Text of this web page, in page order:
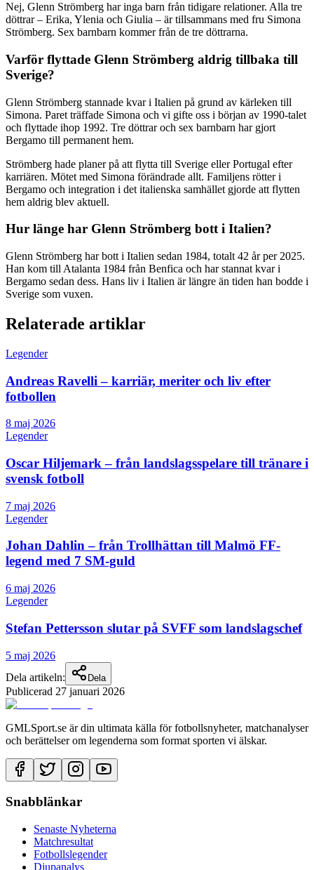
Nej, Glenn Strömberg har inga barn från tidigare relationer. Alla tre
döttrar – Erika, Ylenia och Giulia – är tillsammans med fru Simona
Strömberg. Sex barnbarn kommer från de tre döttrarna.
Varför flyttade Glenn Strömberg aldrig tillbaka till
Sverige?
Glenn Strömberg stannade kvar i Italien på grund av kärleken till
Simona. Paret träffade Simona och vi gifte oss i början av 1990-talet
och flyttade ihop 1992. Tre döttrar och sex barnbarn har gjort
Bergamo till permanent hem.
Strömberg hade planer på att flytta till Sverige eller Portugal efter
karriären. Mötet med Simona förändrade allt. Familjens rötter i
Bergamo och integration i det italienska samhället gjorde att flytten
hem aldrig blev aktuell.
Hur länge har Glenn Strömberg bott i Italien?
Glenn Strömberg har bott i Italien sedan 1984, totalt 42 år per 2025.
Han kom till Atalanta 1984 från Benfica och har stannat kvar i
Bergamo sedan dess. Hans liv i Italien är längre än tiden han bodde i
Sverige som vuxen.
Relaterade artiklar
Legender
Andreas Ravelli – karriär, meriter och liv efter
fotbollen
8 maj 2026
Legender
Oscar Hiljemark – från landslagsspelare till tränare i
svensk fotboll
7 maj 2026
Legender
Johan Dahlin – från Trollhättan till Malmö FF-
legend med 7 SM-guld
6 maj 2026
Legender
Stefan Pettersson slutar på SVFF som landslagschef
5 maj 2026
Dela artikeln:
Dela
Publicerad 27 januari 2026
GMLSport.se är din ultimata källa för fotbollsnyheter, matchanalyser
och berättelser om legenderna som format sporten vi älskar.
Snabblänkar
Senaste Nyheterna
Matchresultat
Fotbollslegender
Djupanalys